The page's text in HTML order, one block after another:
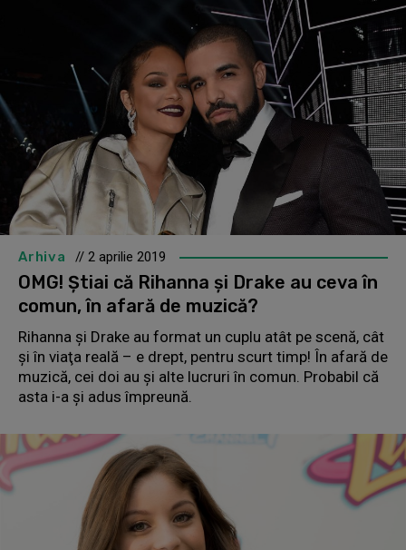
Arhiva // 2 aprilie 2019
OMG! Știai că Rihanna și Drake au ceva în
comun, în afară de muzică?
Rihanna şi Drake au format un cuplu atât pe scenă, cât
şi în viaţa reală – e drept, pentru scurt timp! În afară de
muzică, cei doi au și alte lucruri în comun. Probabil că
asta i-a și adus împreună.